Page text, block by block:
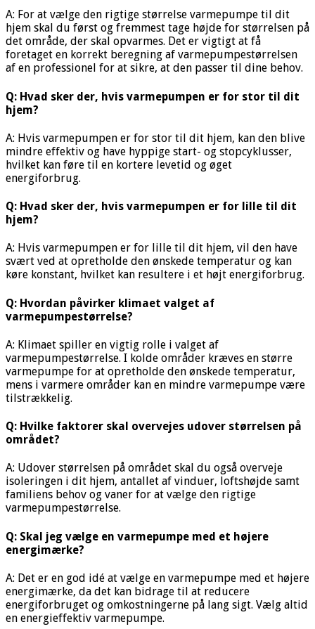
A: For at vælge den rigtige størrelse varmepumpe til dit
hjem skal du først og fremmest tage højde for størrelsen på
det område, der skal opvarmes. Det er vigtigt at få
foretaget en korrekt beregning af varmepumpestørrelsen
af en professionel for at sikre, at den passer til dine behov.
Q: Hvad sker der, hvis varmepumpen er for stor til dit
hjem?
A: Hvis varmepumpen er for stor til dit hjem, kan den blive
mindre effektiv og have hyppige start- og stopcyklusser,
hvilket kan føre til en kortere levetid og øget
energiforbrug.
Q: Hvad sker der, hvis varmepumpen er for lille til dit
hjem?
A: Hvis varmepumpen er for lille til dit hjem, vil den have
svært ved at opretholde den ønskede temperatur og kan
køre konstant, hvilket kan resultere i et højt energiforbrug.
Q: Hvordan påvirker klimaet valget af
varmepumpestørrelse?
A: Klimaet spiller en vigtig rolle i valget af
varmepumpestørrelse. I kolde områder kræves en større
varmepumpe for at opretholde den ønskede temperatur,
mens i varmere områder kan en mindre varmepumpe være
tilstrækkelig.
Q: Hvilke faktorer skal overvejes udover størrelsen på
området?
A: Udover størrelsen på området skal du også overveje
isoleringen i dit hjem, antallet af vinduer, loftshøjde samt
familiens behov og vaner for at vælge den rigtige
varmepumpestørrelse.
Q: Skal jeg vælge en varmepumpe med et højere
energimærke?
A: Det er en god idé at vælge en varmepumpe med et højere
energimærke, da det kan bidrage til at reducere
energiforbruget og omkostningerne på lang sigt. Vælg altid
en energieffektiv varmepumpe.